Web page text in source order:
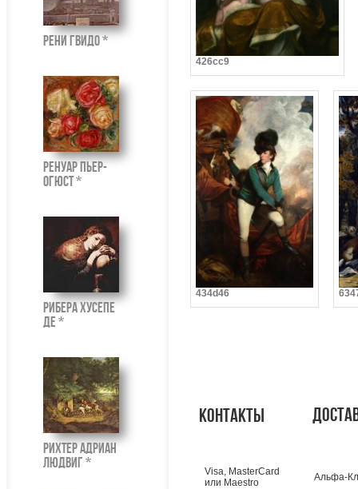
Рени Гвидо *
Ренуар Пьер-
Огюст *
Рибера Хусепе
де *
Рихтер Адриан
Людвиг *
426cc9
434d46
контакты
Visa, MasterCard
или Maestro
Альфа-